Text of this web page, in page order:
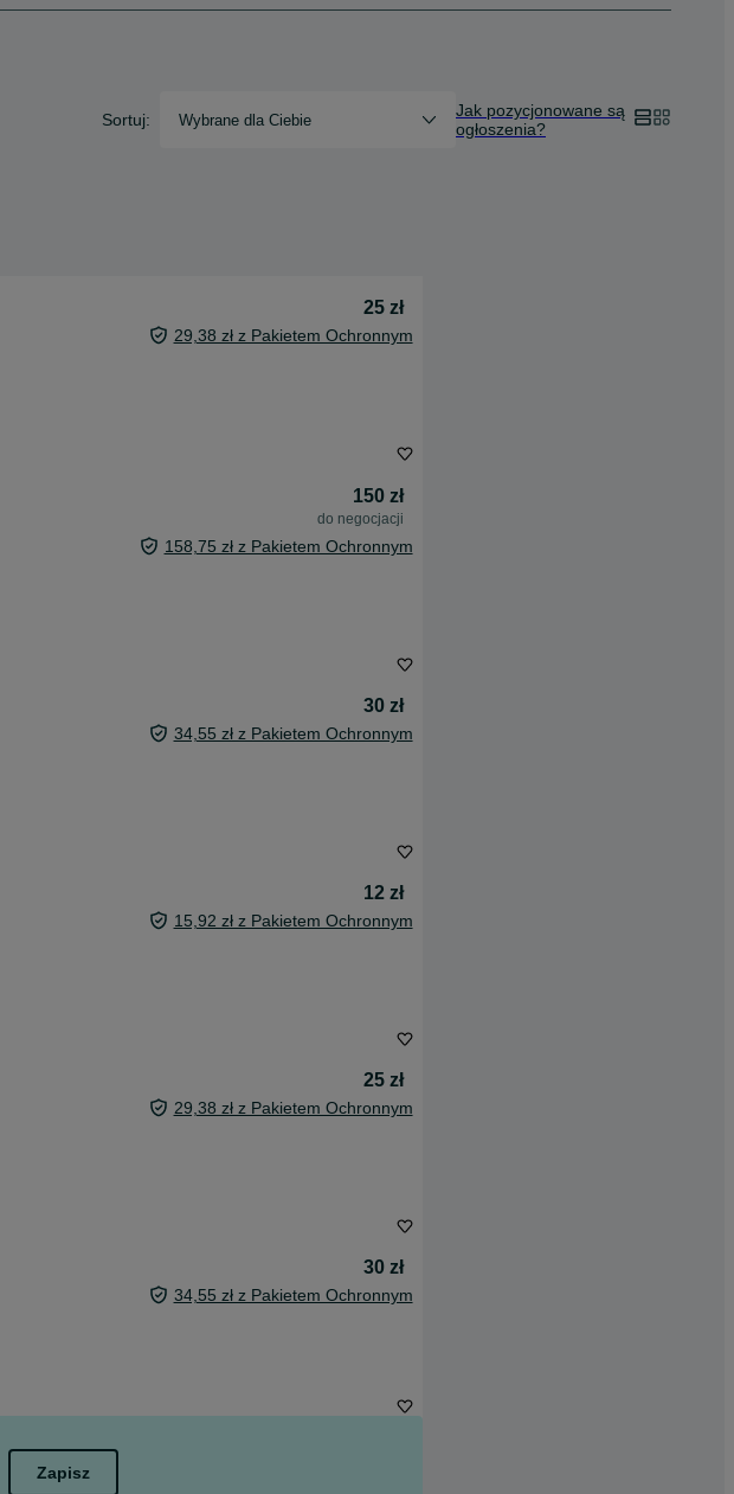
Sortuj: Wybrane dla Ciebie
Jak pozycjonowane są
ogłoszenia?
25 zł
29,38 zł z Pakietem Ochronnym
150 zł
do negocjacji
158,75 zł z Pakietem Ochronnym
30 zł
34,55 zł z Pakietem Ochronnym
12 zł
15,92 zł z Pakietem Ochronnym
25 zł
29,38 zł z Pakietem Ochronnym
30 zł
34,55 zł z Pakietem Ochronnym
Zapisz